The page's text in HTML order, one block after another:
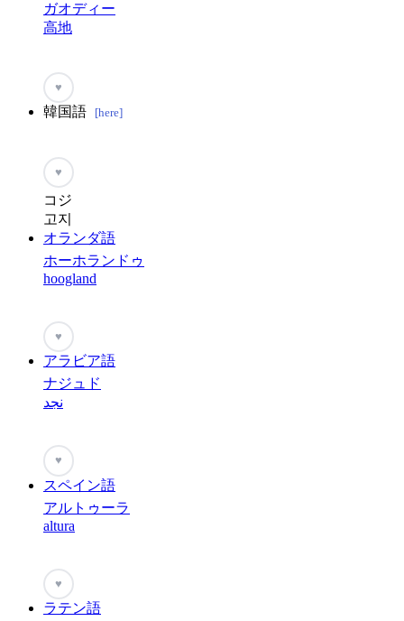
ガオディー
高地
♥
韓国語 [here]
♥
コジ
고지
オランダ語
ホーホランドゥ
hoogland
♥
アラビア語
ナジュド
نجد
♥
スペイン語
アルトゥーラ
altura
♥
ラテン語